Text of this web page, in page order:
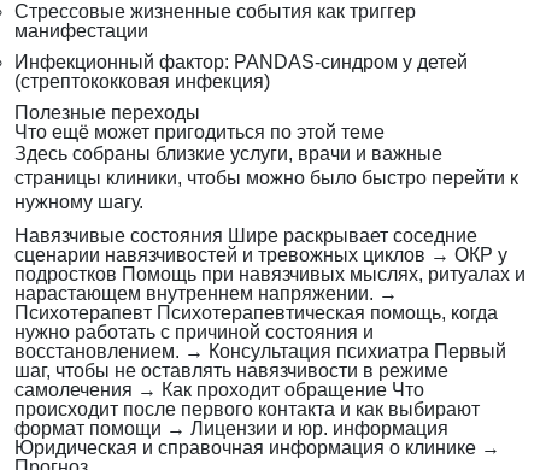
Стрессовые жизненные события как триггер
манифестации
Инфекционный фактор: PANDAS-синдром у детей
(стрептококковая инфекция)
Полезные переходы
Что ещё может пригодиться по этой теме
Здесь собраны близкие услуги, врачи и важные
страницы клиники, чтобы можно было быстро перейти к
нужному шагу.
Навязчивые состояния Шире раскрывает соседние
сценарии навязчивостей и тревожных циклов → ОКР у
подростков Помощь при навязчивых мыслях, ритуалах и
нарастающем внутреннем напряжении. →
Психотерапевт Психотерапевтическая помощь, когда
нужно работать с причиной состояния и
восстановлением. → Консультация психиатра Первый
шаг, чтобы не оставлять навязчивости в режиме
самолечения → Как проходит обращение Что
происходит после первого контакта и как выбирают
формат помощи → Лицензии и юр. информация
Юридическая и справочная информация о клинике →